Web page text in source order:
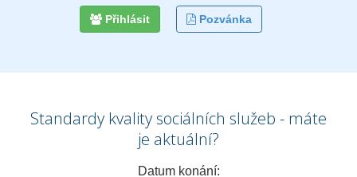
Přihlásit Pozvánka
Standardy kvality sociálních služeb - máte
je aktuální?
Datum konání: